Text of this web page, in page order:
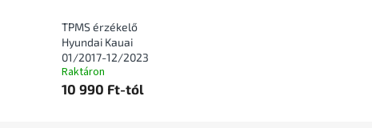
TPMS érzékelő
Hyundai Kauai
01/2017-12/2023
Raktáron
10 990 Ft-tól